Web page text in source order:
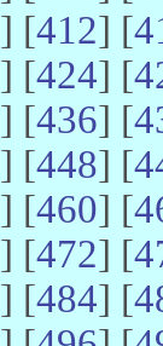
] [412] [
] [424] [
] [436] [
] [448] [
] [460] [
] [472] [
] [484] [